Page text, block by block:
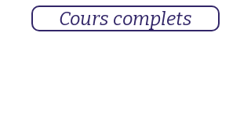
Cours complets